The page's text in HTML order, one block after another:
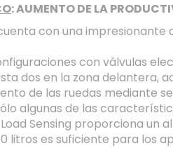
: AUMENTO DE LA
con una impresionante
con válvulas
dos en la zona delantera,
de las ruedas mediante
algunas de las
Sensing proporciona un
litros es suficiente para los